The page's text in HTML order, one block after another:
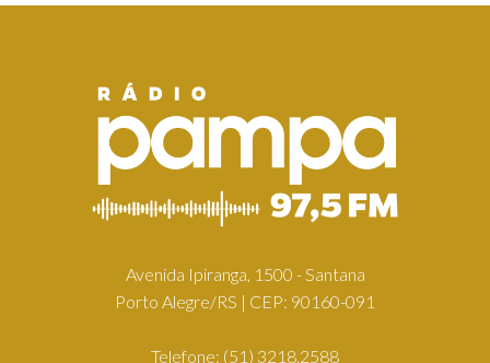
Avenida Ipiranga, 1500 - Santana
Porto Alegre/RS | CEP: 90160-091
Telefone: (51) 3218.2588